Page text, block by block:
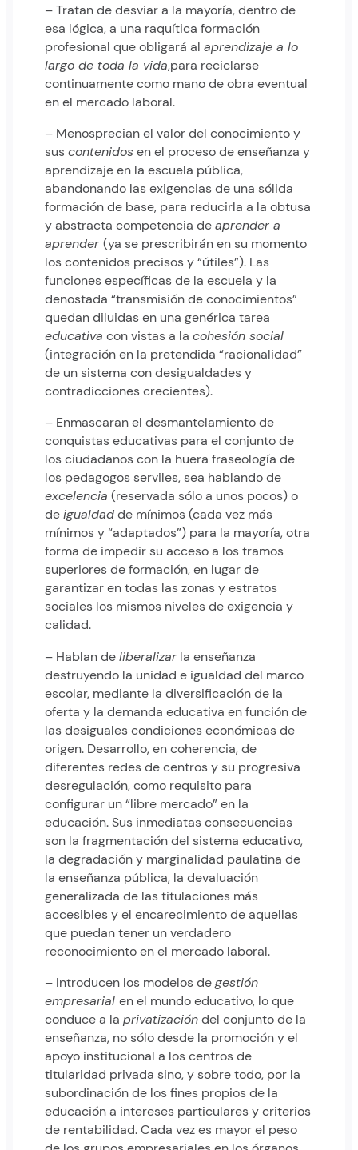
– Tratan de desviar a la mayoría, dentro de
esa lógica, a una raquítica formación
profesional que obligará al aprendizaje a lo
largo de toda la vida,para reciclarse
continuamente como mano de obra eventual
en el mercado laboral.
– Menosprecian el valor del conocimiento y
suscontenidosen el proceso de enseñanza y
aprendizaje en la escuela pública,
abandonando las exigencias de una sólida
formación de base, para reducirla a la obtusa
y abstracta competencia deaprender a
aprender (ya se prescribirán en su momento
los contenidos precisos y “útiles”). Las
funciones específicas de la escuela y la
denostada “transmisión de conocimientos”
quedan diluidas en una genérica tarea
educativa con vistas a la cohesión social
(integración en la pretendida “racionalidad”
de un sistema con desigualdades y
contradicciones crecientes).
– Enmascaran el desmantelamiento de
conquistas educativas para el conjunto de
los ciudadanos con la huera fraseología de
los pedagogos serviles, sea hablando de
excelencia (reservada sólo a unos pocos) o
deigualdadde mínimos (cada vez más
mínimos y “adaptados”) para la mayoría, otra
forma de impedir su acceso a los tramos
superiores de formación, en lugar de
garantizar en todas las zonas y estratos
sociales los mismos niveles de exigencia y
calidad.
– Hablan deliberalizar la enseñanza
destruyendo la unidad e igualdad del marco
escolar, mediante la diversificación de la
oferta y la demanda educativa en función de
las desiguales condiciones económicas de
origen. Desarrollo, en coherencia, de
diferentes redes de centros y su progresiva
desregulación, como requisito para
configurar un “libre mercado” en la
educación. Sus inmediatas consecuencias
son la fragmentación del sistema educativo,
la degradación y marginalidad paulatina de
la enseñanza pública, la devaluación
generalizada de las titulaciones más
accesibles y el encarecimiento de aquellas
que puedan tener un verdadero
reconocimiento en el mercado laboral.
– Introducen los modelos degestión
empresarial en el mundo educativo, lo que
conduce a la privatizacióndel conjunto de la
enseñanza, no sólo desde la promoción y el
apoyo institucional a los centros de
titularidad privada sino, y sobre todo, por la
subordinación de los fines propios de la
educación a intereses particulares y criterios
de rentabilidad. Cada vez es mayor el peso